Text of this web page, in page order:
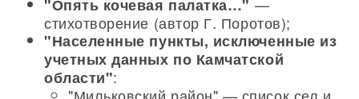
"Опять кочевая палатка…"
стихотворение (автор Г. Поротов);
"Населенные пункты, исключенные из
учетных данных по Камчатской
области":